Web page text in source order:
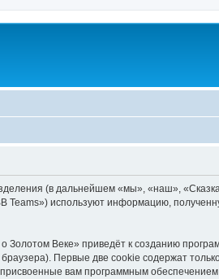
(в дальнейшем «мы», «наш»,
используют информацию,
Веке» приведёт к созданию
Первые две cookie содержат
вам программным